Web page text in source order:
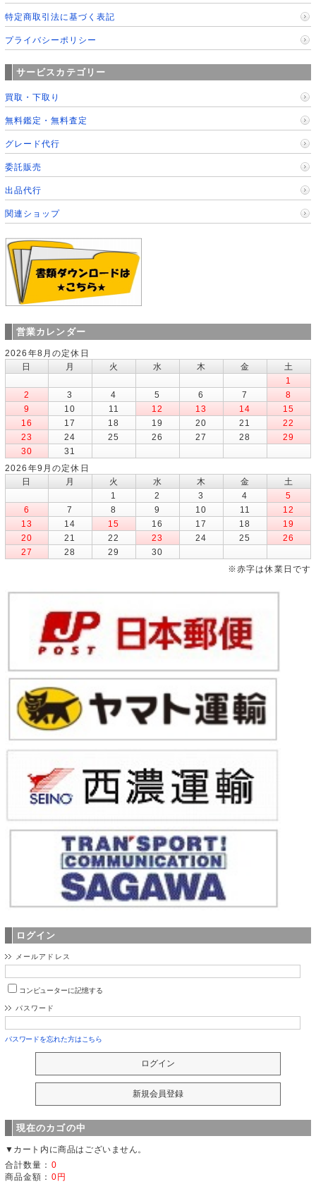
特定商取引法に基づく表記
プライバシーポリシー
サービスカテゴリー
買取・下取り
無料鑑定・無料査定
グレード代行
委託販売
出品代行
関連ショップ
営業カレンダー
2026年8月の定休日
日
月 火 水 木 金
土
1
2
3 4 5 6 7
8
9
10 11 12 13 14
15
16
17 18 19 20 21
22
23
24 25 26 27 28
29
30
31
2026年9月の定休日
日
月 火 水 木 金
土
1
2 3 4
5
6
7 8 9 10 11
12
13
14 15 16 17 18
19
20
21 22 23 24 25
26
27
28 29
30
※赤字は休業日です
ログイン
メールアドレス
コンピューターに記憶する
パスワード
パスワードを忘れた方はこちら
現在のカゴの中
▼カート内に商品はございません。
合計数量： 0
商品金額： 0円